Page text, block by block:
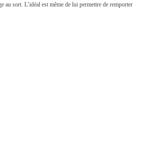
au sort. L’idéal est même de lui permettre de remporter